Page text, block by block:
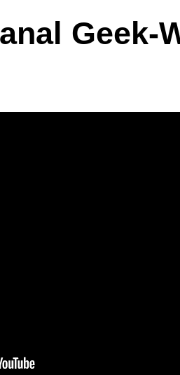
Geek-